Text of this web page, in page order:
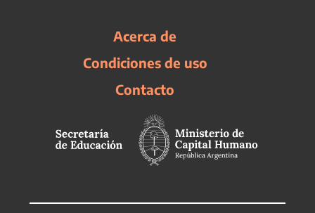
Acerca de
Condiciones de uso
Contacto